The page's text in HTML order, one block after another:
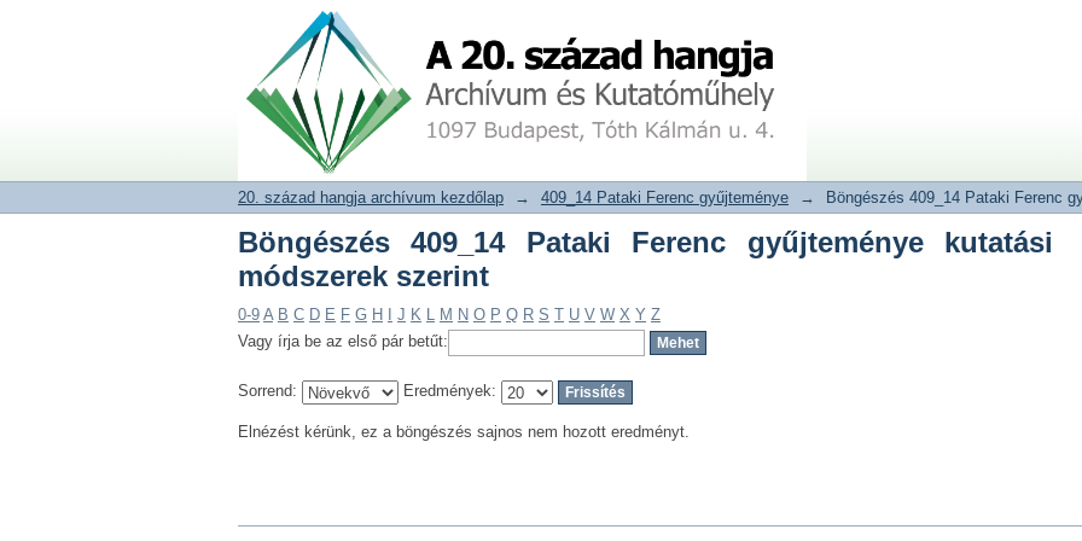
Böngészés 409_14 Pataki Ferenc gyűjteménye kutatási
20. század hangja archívum adattár
20. század hangja archívum kezdőlap → 409_14 Pataki Ferenc gyűjteménye → Böngészés 409_14 Pataki Ferenc
Böngészés 409_14 Pataki Ferenc gyűjteménye kutatási
módszerek szerint
0-9 A B C D E F G H J K L M N O P Q R S T U V W X Y Z
Vagy írja be az első pár betűt:
Sorrend: Eredmények:
Elnézést kérünk, ez a böngészés sajnos nem hozott eredményt.